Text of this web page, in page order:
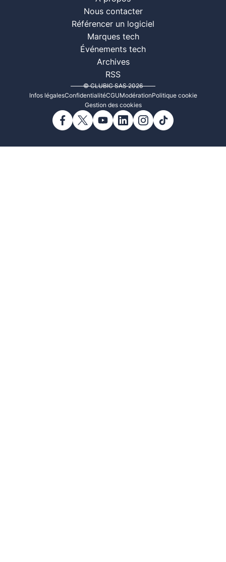
Nous contacter
Référencer un logiciel
Marques tech
Événements tech
Archives
RSS
© CLUBIC SAS 2026
Infos légalesConfidentialitéCGUModérationPolitique cookie
Gestion des cookies